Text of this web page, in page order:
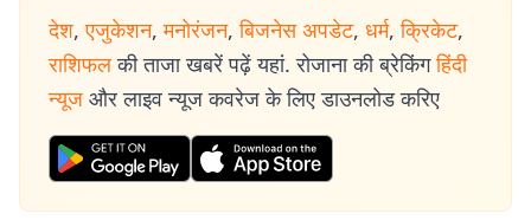
देश, एजुकेशन, मनोरंजन, बिजनेस अपडेट, धर्म, क्रिकेट,
राशिफल की ताजा खबरें पढ़ें यहां. रोजाना की ब्रेकिंग हिंदी
न्यूज और लाइव न्यूज कवरेज के लिए डाउनलोड करिए